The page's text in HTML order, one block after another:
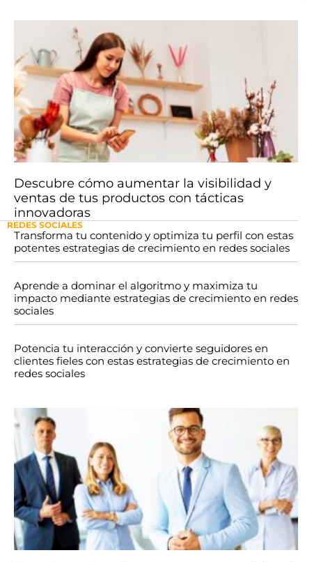
Descubre cómo aumentar la visibilidad y
ventas de tus productos con tácticas
innovadoras
REDES SOCIALES
Transforma tu contenido y optimiza tu perfil con estas
potentes estrategias de crecimiento en redes sociales
Aprende a dominar el algoritmo y maximiza tu
impacto mediante estrategias de crecimiento en redes
sociales
Potencia tu interacción y convierte seguidores en
clientes fieles con estas estrategias de crecimiento en
redes sociales